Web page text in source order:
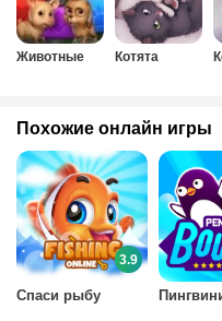
Животные Котята
Похожие онлайн игры
Спаси рыбу
3.9